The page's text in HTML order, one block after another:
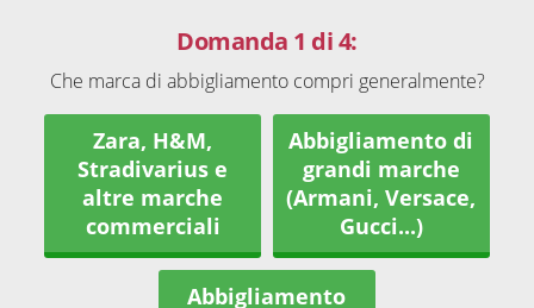
Domanda 1 di 4:
Che marca di abbigliamento compri generalmente?
Zara, H&M,
Stradivarius e
altre marche
commerciali
Abbigliamento di
grandi marche
(Armani, Versace,
Gucci...)
Abbigliamento